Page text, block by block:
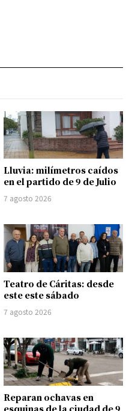
Lluvia: milímetros caídos
en el partido de 9 de Julio
7 agosto 2026
Teatro de Cáritas: desde
este este sábado
7 agosto 2026
Reparan ochavas en
esquinas de la ciudad de 9